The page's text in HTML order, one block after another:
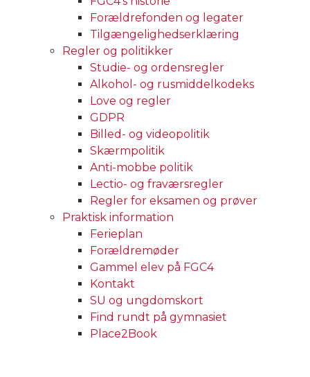
Forældrefonden og legater
Tilgængelighedserklæring
Regler og politikker
Studie- og ordensregler
Alkohol- og rusmiddelkodeks
Love og regler
GDPR
Billed- og videopolitik
Skærmpolitik
Anti-mobbe politik
Lectio- og fraværsregler
Regler for eksamen og prøver
Praktisk information
Ferieplan
Forældremøder
Gammel elev på FGC4
Kontakt
SU og ungdomskort
Find rundt på gymnasiet
Place2Book